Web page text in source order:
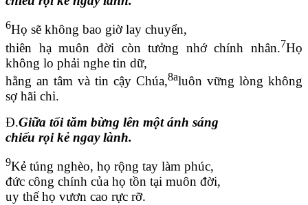
6Họ sẽ không bao giờ lay chuyển,
thiên hạ muôn đời còn tưởng nhớ chính nhân.7Họ
không lo phải nghe tin dữ,
hằng an tâm và tin cậy Chúa,8aluôn vững lòng không
sợ hãi chi.
Đ.Giữa tối tăm bừng lên một ánh sáng
chiếu rọi kẻ ngay lành.
9Kẻ túng nghèo, họ rộng tay làm phúc,
đức công chính của họ tồn tại muôn đời,
uy thế họ vươn cao rực rỡ.